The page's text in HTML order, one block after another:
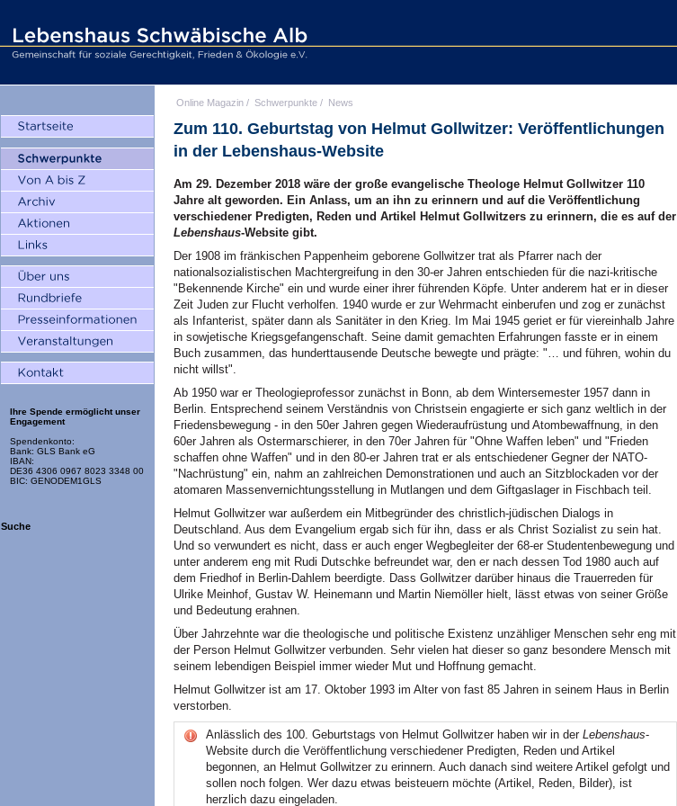
Ihre Spende ermöglicht unser
Engagement
Spendenkonto:
Bank: GLS Bank eG
IBAN:
DE36 4306 0967 8023 3348 00
BIC: GENODEM1GLS
Suche
Online Magazin / Schwerpunkte / News
Zum 110. Geburtstag von Helmut Gollwitzer: Veröffentlichungen
in der Lebenshaus-Website
Am 29. Dezember 2018 wäre der große evangelische Theologe Helmut Gollwitzer 110
Jahre alt geworden. Ein Anlass, um an ihn zu erinnern und auf die Veröffentlichung
verschiedener Predigten, Reden und Artikel Helmut Gollwitzers zu erinnern, die es auf der
Lebenshaus-Website gibt.
Der 1908 im fränkischen Pappenheim geborene Gollwitzer trat als Pfarrer nach der
nationalsozialistischen Machtergreifung in den 30-er Jahren entschieden für die nazi-kritische
"Bekennende Kirche" ein und wurde einer ihrer führenden Köpfe. Unter anderem hat er in dieser
Zeit Juden zur Flucht verholfen. 1940 wurde er zur Wehrmacht einberufen und zog er zunächst
als Infanterist, später dann als Sanitäter in den Krieg. Im Mai 1945 geriet er für viereinhalb Jahre
in sowjetische Kriegsgefangenschaft. Seine damit gemachten Erfahrungen fasste er in einem
Buch zusammen, das hunderttausende Deutsche bewegte und prägte: "… und führen, wohin du
nicht willst".
Ab 1950 war er Theologieprofessor zunächst in Bonn, ab dem Wintersemester 1957 dann in
Berlin. Entsprechend seinem Verständnis von Christsein engagierte er sich ganz weltlich in der
Friedensbewegung - in den 50er Jahren gegen Wiederaufrüstung und Atombewaffnung, in den
60er Jahren als Ostermarschierer, in den 70er Jahren für "Ohne Waffen leben" und "Frieden
schaffen ohne Waffen" und in den 80-er Jahren trat er als entschiedener Gegner der NATO-
"Nachrüstung" ein, nahm an zahlreichen Demonstrationen und auch an Sitzblockaden vor der
atomaren Massenvernichtungsstellung in Mutlangen und dem Giftgaslager in Fischbach teil.
Helmut Gollwitzer war außerdem ein Mitbegründer des christlich-jüdischen Dialogs in
Deutschland. Aus dem Evangelium ergab sich für ihn, dass er als Christ Sozialist zu sein hat.
Und so verwundert es nicht, dass er auch enger Wegbegleiter der 68-er Studentenbewegung und
unter anderem eng mit Rudi Dutschke befreundet war, den er nach dessen Tod 1980 auch auf
dem Friedhof in Berlin-Dahlem beerdigte. Dass Gollwitzer darüber hinaus die Trauerreden für
Ulrike Meinhof, Gustav W. Heinemann und Martin Niemöller hielt, lässt etwas von seiner Größe
und Bedeutung erahnen.
Über Jahrzehnte war die theologische und politische Existenz unzähliger Menschen sehr eng mit
der Person Helmut Gollwitzer verbunden. Sehr vielen hat dieser so ganz besondere Mensch mit
seinem lebendigen Beispiel immer wieder Mut und Hoffnung gemacht.
Helmut Gollwitzer ist am 17. Oktober 1993 im Alter von fast 85 Jahren in seinem Haus in Berlin
verstorben.
Anlässlich des 100. Geburtstags von Helmut Gollwitzer haben wir in der Lebenshaus-
Website durch die Veröffentlichung verschiedener Predigten, Reden und Artikel
begonnen, an Helmut Gollwitzer zu erinnern. Auch danach sind weitere Artikel gefolgt und
sollen noch folgen. Wer dazu etwas beisteuern möchte (Artikel, Reden, Bilder), ist
herzlich dazu eingeladen.